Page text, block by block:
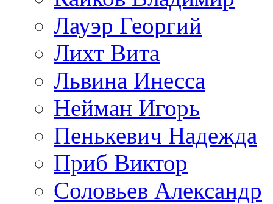
Лауэр Георгий
Лихт Вита
Львина Инесса
Нейман Игорь
Пенькевич Надежда
Приб Виктор
Соловьев Александр